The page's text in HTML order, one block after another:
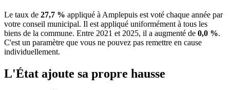
Le taux de 27,7 % appliqué à Amplepuis est voté chaque année par
votre conseil municipal. Il est appliqué uniformément à tous les
biens de la commune. Entre 2021 et 2025, il a augmenté de 0,0 %.
C'est un paramètre que vous ne pouvez pas remettre en cause
individuellement.
L'État ajoute sa propre hausse